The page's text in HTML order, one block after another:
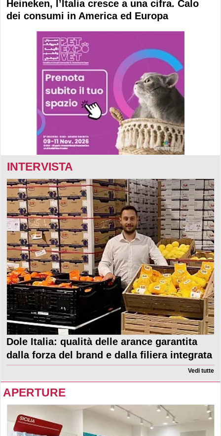
Heineken, l’Italia cresce a una cifra. Calo
dei consumi in America ed Europa
INTERVISTA
Dole Italia: qualità delle arance garantita
dalla forza del brand e dalla filiera integrata
Vedi tutte
APERTURE